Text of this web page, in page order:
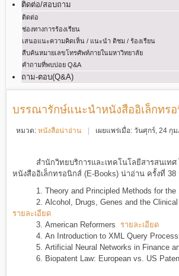
ติดต่อ/สอบถาม
ติดต่อ
ช่องทางการร้องเรียน
เสนอแนะความคิดเห็น / แนะนำ ติชม / ร้องเรียน
สืบค้นหมายเลขโทรศัพท์ภายในมหาวิทยาลัย
คำถามที่พบบ่อย Q&A
ถาม-ตอบ(Q&A)
บรรณารักษ์แนะนำหนังสืออิเล็กทร
หมวด: หนังสือน่าอ่าน เผยแพร่เมื่อ: วันศุกร์, 24 กุ
สำนักวิทยบริการและเทคโนโลยีสารสนเท
หนังสืออิเล็กทรอนิกส์ (E-Books) น่าอ่าน ครั้งที่ 38
1. Theory and Principled Methods for
2. Alcohol, Drugs, Genes and the
รายละเอียด
3. American Reformers รายละเอียด
4. An Introduction to XML Query
5. Artificial Neural Networks in Finance
6. Biopatent Law: European vs. US